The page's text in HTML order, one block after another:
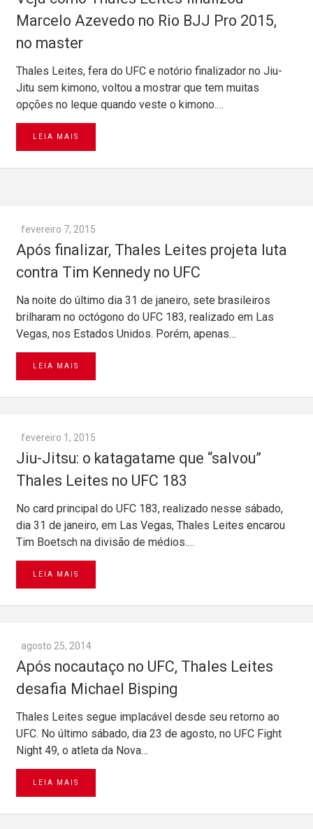
Marcelo Azevedo no Rio BJJ Pro 2015,
no master
Thales Leites, fera do UFC e notório finalizador no Jiu-
Jitu sem kimono, voltou a mostrar que tem muitas
opções no leque quando veste o kimono.…
LEIA MAIS
fevereiro 7, 2015
Após finalizar, Thales Leites projeta luta
contra Tim Kennedy no UFC
Na noite do último dia 31 de janeiro, sete brasileiros
brilharam no octógono do UFC 183, realizado em Las
Vegas, nos Estados Unidos. Porém, apenas…
LEIA MAIS
fevereiro 1, 2015
Jiu-Jitsu: o katagatame que “salvou”
Thales Leites no UFC 183
No card principal do UFC 183, realizado nesse sábado,
dia 31 de janeiro, em Las Vegas, Thales Leites encarou
Tim Boetsch na divisão de médios.…
LEIA MAIS
agosto 25, 2014
Após nocautaço no UFC, Thales Leites
desafia Michael Bisping
Thales Leites segue implacável desde seu retorno ao
UFC. No último sábado, dia 23 de agosto, no UFC Fight
Night 49, o atleta da Nova…
LEIA MAIS